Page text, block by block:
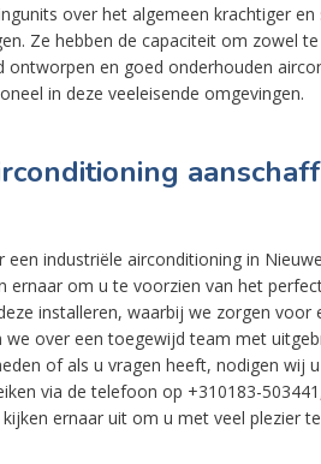
over het algemeen krachtiger
Ze hebben de capaciteit om zowel
ontworpen en goed onderhouden
in deze veeleisende omgevingen.
een industriële airconditioning in
ernaar om u te voorzien van het
installeren, waarbij we zorgen
we over een toegewijd team met
of als u vragen heeft, nodigen wij
via de telefoon op +310183-
ernaar uit om u met veel plezier